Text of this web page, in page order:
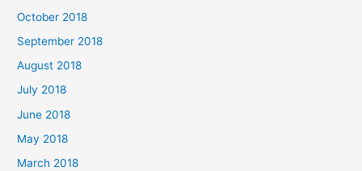
October 2018
September 2018
August 2018
July 2018
June 2018
May 2018
March 2018